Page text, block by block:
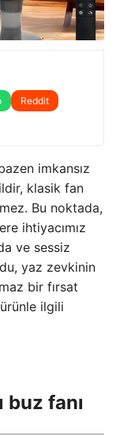
Reddit
imkansız
klasik fan
Bu noktada,
ihtiyacımız
ve sessiz
yaz zevkinin
bir fırsat
ilgili
fanı